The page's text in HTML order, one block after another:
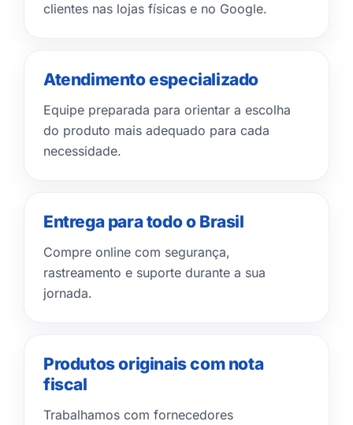
clientes nas lojas físicas e no Google.
Atendimento especializado
Equipe preparada para orientar a escolha
do produto mais adequado para cada
necessidade.
Entrega para todo o Brasil
Compre online com segurança,
rastreamento e suporte durante a sua
jornada.
Produtos originais com nota
fiscal
Trabalhamos com fornecedores